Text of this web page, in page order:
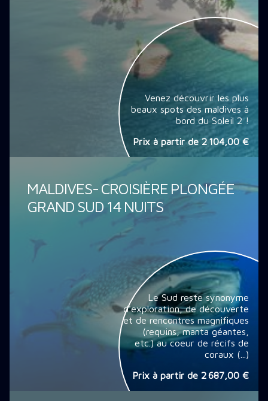
Venez découvrir les plus
beaux spots des maldives à
bord du Soleil 2 !
Prix à partir de2 104,00 €
MALDIVES- CROISIÈRE PLONGÉE
GRAND SUD 14 NUITS
Le Sud reste synonyme
d'exploration, de découverte
et de rencontres magnifiques
(requins, manta géantes,
etc.) au coeur de récifs de
coraux (...)
Prix à partir de 2 687,00 €